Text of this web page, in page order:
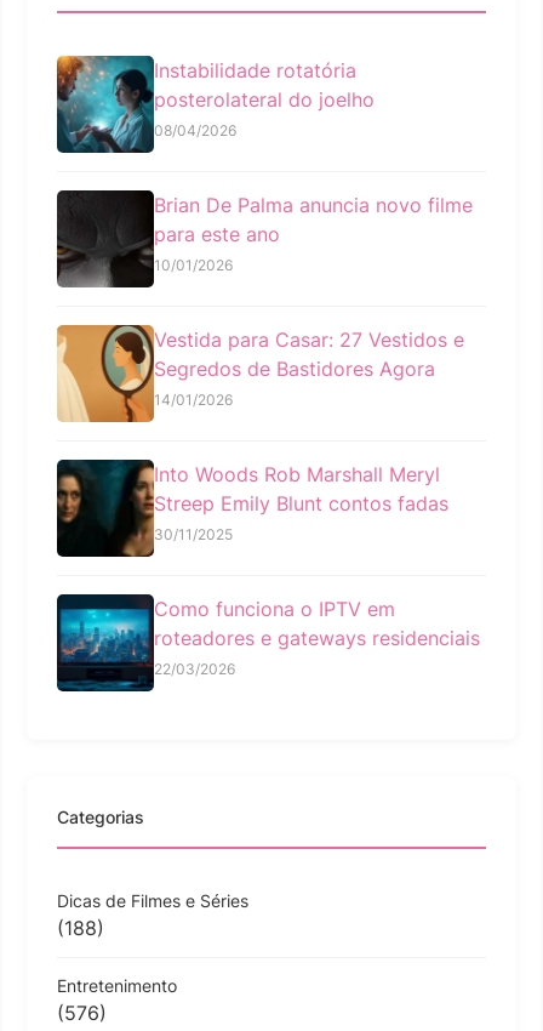
Instabilidade rotatória
posterolateral do joelho
08/04/2026
Brian De Palma anuncia novo filme
para este ano
10/01/2026
Vestida para Casar: 27 Vestidos e
Segredos de Bastidores Agora
14/01/2026
Into Woods Rob Marshall Meryl
Streep Emily Blunt contos fadas
30/11/2025
Como funciona o IPTV em
roteadores e gateways residenciais
22/03/2026
Categorias
Dicas de Filmes e Séries
(188)
Entretenimento
(576)